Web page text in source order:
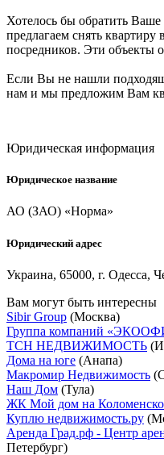
Хотелось бы обратить
предлагаем снять квартиру
посредников. Эти объекты
Если Вы не нашли
нам и мы предложим Вам
Юридическая информация
Юридическое название
АО (ЗАО) «Норма»
Юридический адрес
Украина, 65000, г. Одесса,
Вам могут быть интересны
Sibir Group (Москва)
Группа компаний
ТСН НЕДВИЖИМОСТЬ
Дома на юге (Анапа)
Макромир Недвижимость
Наш Дом (Тула)
ЖК Мой дом на
Куплю недвижимость.ру
Аренда Град.рф - Центр
Петербург)